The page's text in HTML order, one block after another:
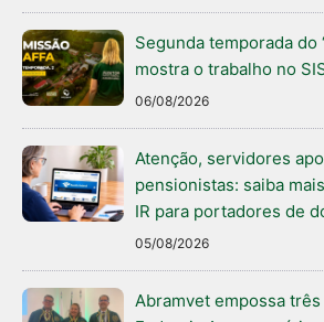
Segunda temporada do
mostra o trabalho no
06/08/2026
Atenção, servidores
pensionistas: saiba
IR para portadores de
05/08/2026
Abramvet empossa